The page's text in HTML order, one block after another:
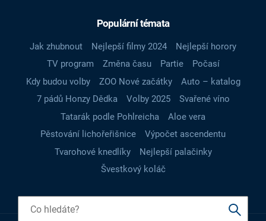
Populární témata
Jak zhubnout Nejlepší filmy 2024
Nejlepší horory
TV program
Změna času Partie
Počasí
Kdy budou volby
ZOO Nové začátky
Auto – katalog
7 pádů Honzy Dědka
Volby 2025
Svařené víno
Tatarák podle Pohlreicha
Aloe vera
Pěstování lichořeřišnice
Výpočet ascendentu
Tvarohové knedlíky
Nejlepší palačinky
Švestkový koláč